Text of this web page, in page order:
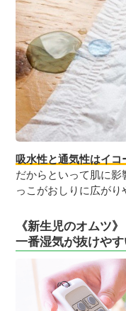
吸水性と通気性はイコ
だからといって肌に影
っこがおしりに広がり
《新生児のオムツ》
一番湿気が抜けやす